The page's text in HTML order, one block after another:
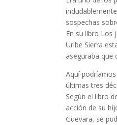
sospechas
En su libro Los
Uribe Sierra
aseguraba que
Aquí
últimas tres
Según el libro
acción de su
Guevara, se